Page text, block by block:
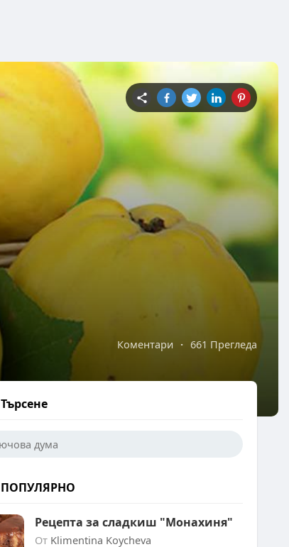
Коментари · 661 Прегледа
Търсене
ПОПУЛЯРНО
Рецепта за сладкиш "Монахиня"
От Klimentina Koycheva